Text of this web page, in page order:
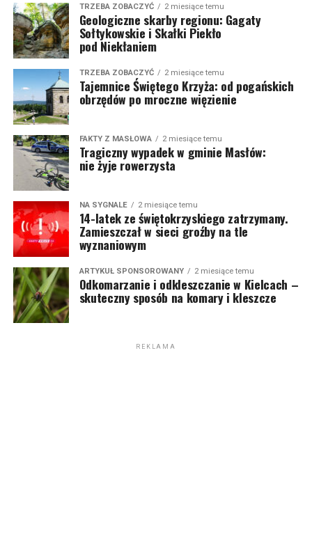
TRZEBA ZOBACZYĆ 2 miesiące temu
Geologiczne skarby regionu: Gagaty
Sołtykowskie i Skałki Piekło
pod Niekłaniem
TRZEBA ZOBACZYĆ 2 miesiące temu
Tajemnice Świętego Krzyża: od pogańskich
obrzędów po mroczne więzienie
FAKTY Z MASŁOWA 2 miesiące temu
Tragiczny wypadek w gminie Masłów:
nie żyje rowerzysta
NA SYGNALE 2 miesiące temu
14-latek ze świętokrzyskiego zatrzymany.
Zamieszczał w sieci groźby na tle
wyznaniowym
ARTYKUŁ SPONSOROWANY 2 miesiące temu
Odkomarzanie i odkleszczanie w Kielcach –
skuteczny sposób na komary i kleszcze
REKLAMA